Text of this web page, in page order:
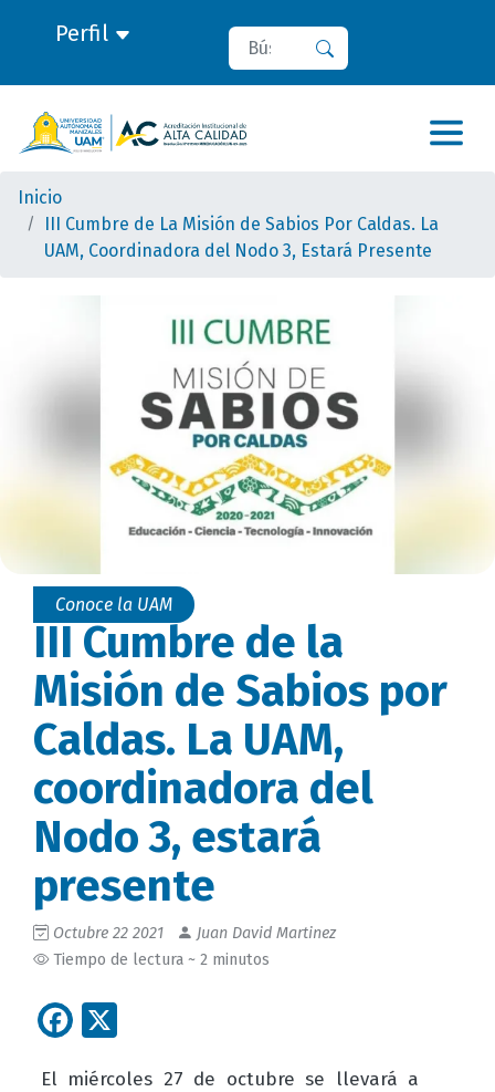
Perfil Buscar
Inicio
III Cumbre de La Misión de Sabios Por Caldas. La
UAM, Coordinadora del Nodo 3, Estará Presente
Conoce la UAM
III Cumbre de la
Misión de Sabios por
Caldas. La UAM,
coordinadora del
Nodo 3, estará
presente
Octubre 22 2021
Juan David Martinez
Tiempo de lectura ~ 2 minutos
Facebook
El miércoles 27 de octubre se llevará a